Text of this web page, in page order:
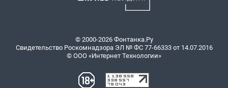
© 2000-2026 Фонтанка.Ру
Свидетельство Роскомнадзора ЭЛ № ФС 77-66333 от 14.07.2016
© ООО «Интернет Технологии»